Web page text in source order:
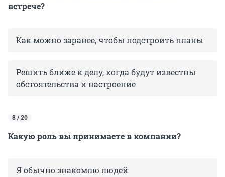
встрече?
Как можно заранее, чтобы подстроить планы
Решить ближе к делу, когда будут известны
обстоятельства и настроение
8 / 20
Какую роль вы принимаете в компании?
Я обычно знакомлю людей